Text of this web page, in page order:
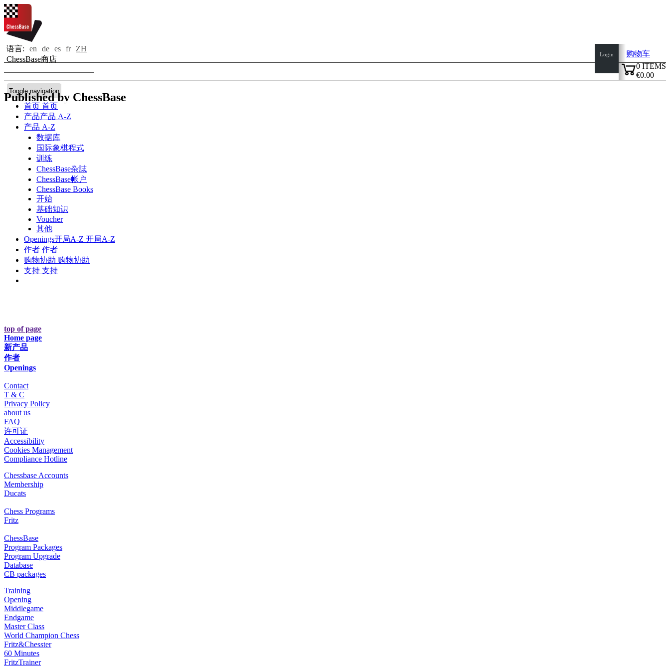
语言: en de es fr
ZH
ChessBase商店
Toggle navigation
首页 首页
产品产品 A-Z
产品 A-Z
数据库
国际象棋程式
训练
ChessBase杂誌
ChessBase帐户
ChessBase Books
开始
基础知识
Voucher
其他
Openings开局A-Z 开局A-Z
作者 作者
购物协助 购物协助
支持 支持
Login
购物车
0 ITEMS
€0.00
Published by ChessBase
top of page
Home page
新产品
作者
Openings
Contact
T & C
Privacy Policy
about us
FAQ
许可证
Accessibility
Cookies Management
Compliance Hotline
Chessbase Accounts
Membership
Ducats
Chess Programs
Fritz
ChessBase
Program Packages
Program Upgrade
Database
CB packages
Training
Opening
Middlegame
Endgame
Master Class
World Champion Chess
Fritz&Chesster
60 Minutes
FritzTrainer